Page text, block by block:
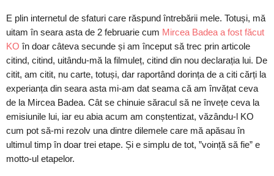
E plin internetul de sfaturi care răspund întrebării mele. Totuși, mă
uitam în seara asta de 2 februarie cum Mircea Badea a fost făcut
KO în doar câteva secunde și am început să trec prin articole
citind, citind, uitându-mă la filmuleț, citind din nou declarația lui. De
citit, am citit, nu carte, totuși, dar raportând dorința de a citi cărți la
experianța din seara asta mi-am dat seama că am învățat ceva
de la Mircea Badea. Cât se chinuie săracul să ne învețe ceva la
emisiunile lui, iar eu abia acum am conștentizat, văzându-l KO
cum pot să-mi rezolv una dintre dilemele care mă apăsau în
ultimul timp în doar trei etape. Și e simplu de tot, ”voință să fie” e
motto-ul etapelor.